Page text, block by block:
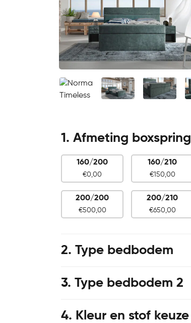
1 Afmeting boxspring
Afmeting
boxspring
160/200
€0,00
160/210
€150,00
200/200
€500,00
200/210
€650,00
2 Type bedbodem
3 Type bedbodem 2
4 Kleur en stof keuze